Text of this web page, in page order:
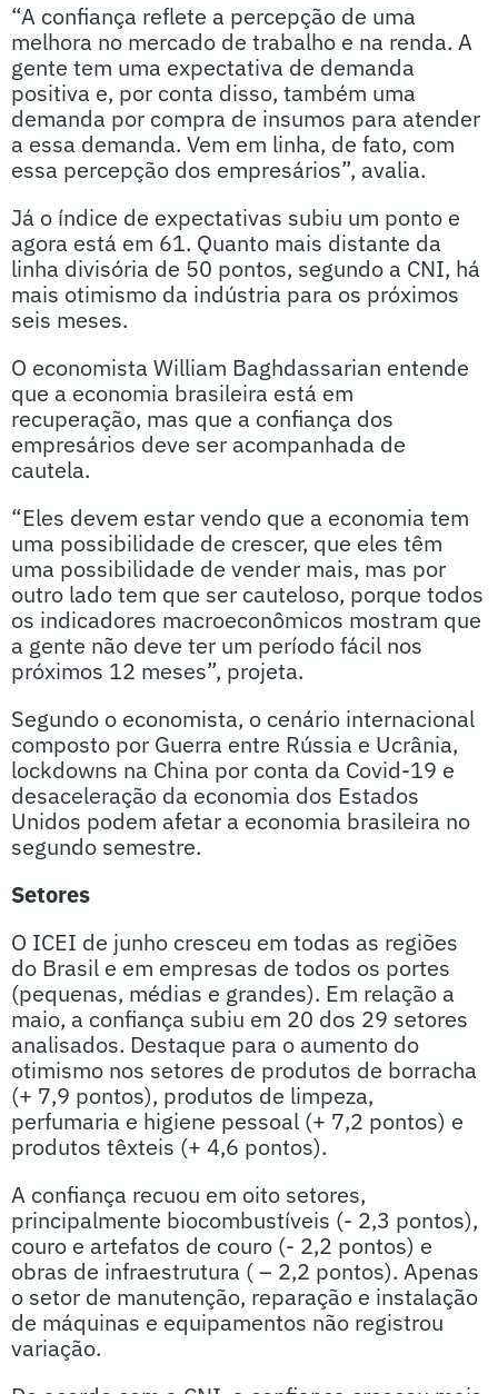
“A confiança reflete a percepção de uma
melhora no mercado de trabalho e na renda. A
gente tem uma expectativa de demanda
positiva e, por conta disso, também uma
demanda por compra de insumos para atender
a essa demanda. Vem em linha, de fato, com
essa percepção dos empresários”, avalia.
Já o índice de expectativas subiu um ponto e
agora está em 61. Quanto mais distante da
linha divisória de 50 pontos, segundo a CNI, há
mais otimismo da indústria para os próximos
seis meses.
O economista William Baghdassarian entende
que a economia brasileira está em
recuperação, mas que a confiança dos
empresários deve ser acompanhada de
cautela.
“Eles devem estar vendo que a economia tem
uma possibilidade de crescer, que eles têm
uma possibilidade de vender mais, mas por
outro lado tem que ser cauteloso, porque todos
os indicadores macroeconômicos mostram que
a gente não deve ter um período fácil nos
próximos 12 meses”, projeta.
Segundo o economista, o cenário internacional
composto por Guerra entre Rússia e Ucrânia,
lockdowns na China por conta da Covid-19 e
desaceleração da economia dos Estados
Unidos podem afetar a economia brasileira no
segundo semestre.
Setores
O ICEI de junho cresceu em todas as regiões
do Brasil e em empresas de todos os portes
(pequenas, médias e grandes). Em relação a
maio, a confiança subiu em 20 dos 29 setores
analisados. Destaque para o aumento do
otimismo nos setores de produtos de borracha
(+ 7,9 pontos), produtos de limpeza,
perfumaria e higiene pessoal (+ 7,2 pontos) e
produtos têxteis (+ 4,6 pontos).
A confiança recuou em oito setores,
principalmente biocombustíveis (- 2,3 pontos),
couro e artefatos de couro (- 2,2 pontos) e
obras de infraestrutura ( – 2,2 pontos). Apenas
o setor de manutenção, reparação e instalação
de máquinas e equipamentos não registrou
variação.